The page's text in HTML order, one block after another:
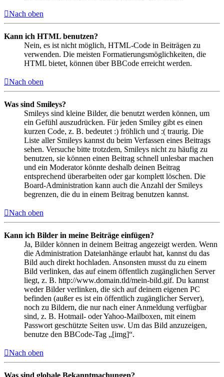
Nach oben
Kann ich HTML benutzen?
Nein, es ist nicht möglich, HTML-Code in Beiträgen zu
verwenden. Die meisten Formatierungsmöglichkeiten, die
HTML bietet, können über BBCode erreicht werden.
Nach oben
Was sind Smileys?
Smileys sind kleine Bilder, die benutzt werden können, um
ein Gefühl auszudrücken. Für jeden Smiley gibt es einen
kurzen Code, z. B. bedeutet :) fröhlich und :( traurig. Die
Liste aller Smileys kannst du beim Verfassen eines Beitrags
sehen. Versuche bitte trotzdem, Smileys nicht zu häufig zu
benutzen, sie können einen Beitrag schnell unlesbar machen
und ein Moderator könnte deshalb deinen Beitrag
entsprechend überarbeiten oder gar komplett löschen. Die
Board-Administration kann auch die Anzahl der Smileys
begrenzen, die du in einem Beitrag benutzen kannst.
Nach oben
Kann ich Bilder in meine Beiträge einfügen?
Ja, Bilder können in deinem Beitrag angezeigt werden. Wenn
die Administration Dateianhänge erlaubt hat, kannst du das
Bild auch direkt hochladen. Ansonsten musst du zu einem
Bild verlinken, das auf einem öffentlich zugänglichen Server
liegt, z. B. http://www.domain.tld/mein-bild.gif. Du kannst
weder Bilder verlinken, die sich auf deinem eigenen PC
befinden (außer es ist ein öffentlich zugänglicher Server),
noch zu Bildern, die nur nach einer Anmeldung verfügbar
sind, z. B. Hotmail- oder Yahoo-Mailboxen, mit einem
Passwort geschützte Seiten usw. Um das Bild anzuzeigen,
benutze den BBCode-Tag „[img]“.
Nach oben
Was sind globale Bekanntmachungen?